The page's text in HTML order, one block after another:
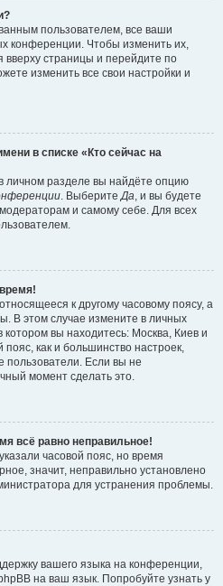
пользователем, все ваши
конференции. Чтобы изменить их,
страницы и перейдите по
изменить все свои настройки и
в списке «Кто сейчас на
личном разделе вы найдёте опцию
. ВыберитеДа, и вы будете
и самому себе. Для всех
к другому часовому поясу, а
В этом случае измените в личных
котором вы находитесь: Москва, Киев и
пояс, как и большинство настроек,
пользователи. Если вы не
момент сделать это.
всё равно неправильное!
часовой пояс, но время
значит, неправильно установлено
для устранения проблемы.
вашего языка на конференции,
на ваш язык. Попробуйте узнать у